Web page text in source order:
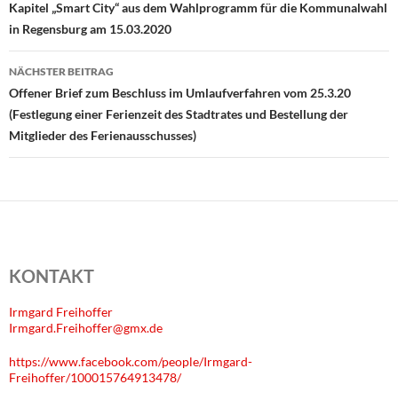
Kapitel „Smart City“ aus dem Wahlprogramm für die Kommunalwahl
in Regensburg am 15.03.2020
NÄCHSTER BEITRAG
Offener Brief zum Beschluss im Umlaufverfahren vom 25.3.20
(Festlegung einer Ferienzeit des Stadtrates und Bestellung der
Mitglieder des Ferienausschusses)
KONTAKT
Irmgard Freihoffer
Irmgard.Freihoffer@gmx.de
https://www.facebook.com/people/Irmgard-
Freihoffer/100015764913478/